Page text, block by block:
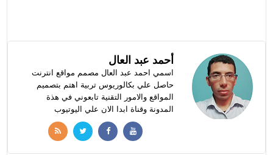
أحمد عبد العال
اسمي احمد عبد العال مصمم مواقع انترنت
حاصل علي بكالوريوس تربية اهتم بتصميم
المواقع والامور التقنية تابعوني في هذة
المدونة وقناة ابدا الان علي اليوتيوب